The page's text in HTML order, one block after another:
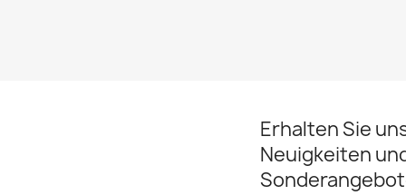
Erhalten Sie
Neuigkeiten